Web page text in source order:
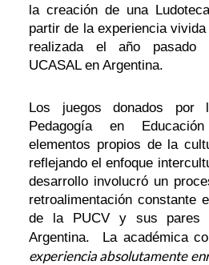
la creación de una
partir de la experiencia
realizada el año pasado
UCASAL en Argentina.
Los juegos donados por
Pedagogía en
elementos propios de la
reflejando el enfoque
desarrollo involucró un
retroalimentación constante
de la PUCV y sus pares
Argentina. La académica
experiencia absolutamente